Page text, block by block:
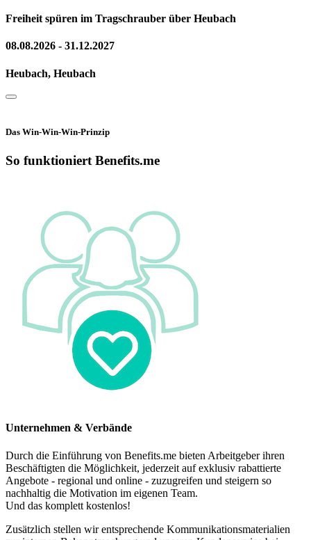
Freiheit spüren im Tragschrauber über Heubach
08.08.2026 - 31.12.2027
Heubach, Heubach
Das Win-Win-Win-Prinzip
So funktioniert Benefits.me
Unternehmen & Verbände
Durch die Einführung von Benefits.me bieten Arbeitgeber ihren
Beschäftigten die Möglichkeit, jederzeit auf exklusiv rabattierte
Angebote - regional und online - zuzugreifen und steigern so
nachhaltig die Motivation im eigenen Team.
Und das komplett kostenlos!
Zusätzlich stellen wir entsprechende Kommunikationsmaterialien